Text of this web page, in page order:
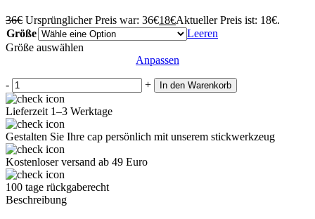
36€ Ursprünglicher Preis war: 36€18€Aktueller Preis ist: 18€.
Größe
Leeren
Größe auswählen
Anpassen
- + In den Warenkorb
Lieferzeit 1–3 Werktage
Gestalten Sie Ihre cap persönlich mit unserem stickwerkzeug
Kostenloser versand ab 49 Euro
100 tage rückgaberecht
Beschreibung